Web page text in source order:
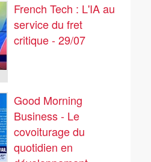
French Tech : L'IA au
service du fret
critique - 29/07
Good Morning
Business - Le
covoiturage du
quotidien en